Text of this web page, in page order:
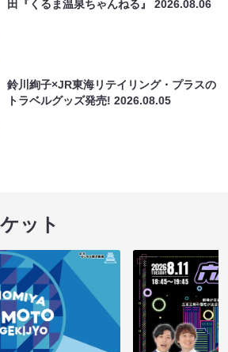
田『くるま温泉ちゃんねる』2026.08.06
鈴川絢子×JR東海リテイリング・プラスの
トラベルグッズ発売!2026.08.05
ット